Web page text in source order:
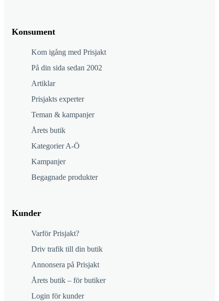
Konsument
Kom igång med Prisjakt
På din sida sedan 2002
Artiklar
Prisjakts experter
Teman & kampanjer
Årets butik
Kategorier A-Ö
Kampanjer
Begagnade produkter
Kunder
Varför Prisjakt?
Driv trafik till din butik
Annonsera på Prisjakt
Årets butik – för butiker
Login för kunder